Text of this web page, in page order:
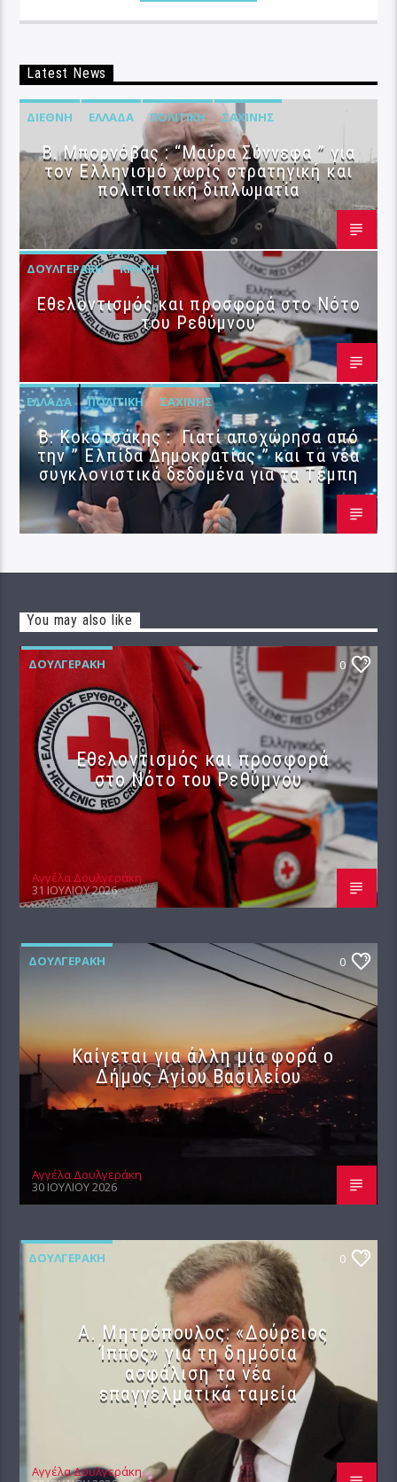
Latest News
ΔΙΕΘΝΉ ΕΛΛΆΔΑ ΠΟΛΙΤΙΚΉ ΣΑΧΊΝΗΣ
B. Μπορνόβας : “Μαύρα Σύννεφα ” για
τον Ελληνισμό χωρίς στρατηγική και
πολιτιστική διπλωματία
ΔΟΥΛΓΕΡΆΚΗ ΚΡΉΤΗ
Εθελοντισμός και προσφορά στο Νότο
του Ρεθύμνου
ΕΛΛΆΔΑ ΠΟΛΙΤΙΚΉ ΣΑΧΊΝΗΣ
Β. Κοκοτσάκης : Γιατί αποχώρησα από
την ” Ελπίδα Δημοκρατίας ” και τα νέα
συγκλονιστικά δεδομένα για τα Τέμπη
You may also like
ΔΟΥΛΓΕΡΆΚΗ 0
Εθελοντισμός και προσφορά
στο Νότο του Ρεθύμνου
Αγγέλα Δουλγεράκη
31 ΙΟΥΛΊΟΥ 2026
ΔΟΥΛΓΕΡΆΚΗ 0
Καίγεται για άλλη μία φορά ο
Δήμος Αγίου Βασιλείου
Αγγέλα Δουλγεράκη
30 ΙΟΥΛΊΟΥ 2026
ΔΟΥΛΓΕΡΆΚΗ 0
Α. Μητρόπουλος: «Δούρειος
Ίππος» για τη δημόσια
ασφάλιση τα νέα
επαγγελματικά ταμεία
Αγγέλα Δουλγεράκη